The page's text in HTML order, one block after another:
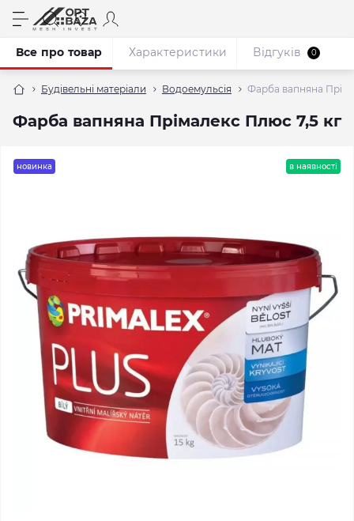
Будівельні матеріали Водоемульсія Фарба вапняна
Фарба вапняна Прімалекс Плюс 7,5 кг
Все про товар Характеристики Відгуків 0
новинка в наявності